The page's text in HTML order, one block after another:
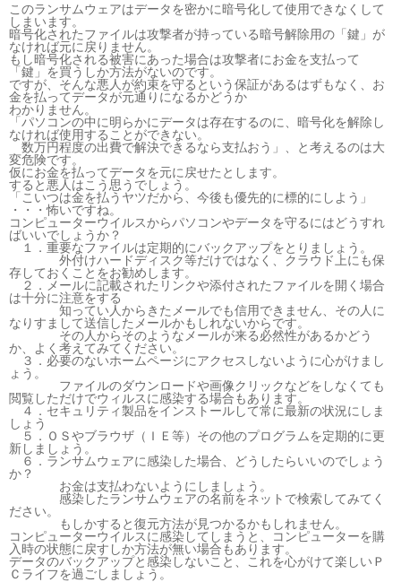
介護専門チームからのお知らせ
このランサムウェアはデータを密かに暗号化して使用できなくして
しまいます。
暗号化されたファイルは攻撃者が持っている暗号解除用の「鍵」が
なければ元に戻りません。
もし暗号化される被害にあった場合は攻撃者にお金を支払って
「鍵」を買うしか方法がないのです。
ですが、そんな悪人が約束を守るという保証があるはずもなく、お
金を払ってデータが元通りになるかどうか
わかりません。
「パソコンの中に明らかにデータは存在するのに、暗号化を解除し
なければ使用することができない。
数万円程度の出費で解決できるなら支払おう」、と考えるのは大
変危険です。
仮にお金を払ってデータを元に戻せたとします。
すると悪人はこう思うでしょう。
「こいつは金を払うヤツだから、今後も優先的に標的にしよう」
・・・怖いですね。
コンピューターウイルスからパソコンやデータを守るにはどうすれ
ばいいでしょうか？
１．重要なファイルは定期的にバックアップをとりましょう。
外付けハードディスク等だけではなく、クラウド上にも保
存しておくことをお勧めします。
２．メールに記載されたリンクや添付されたファイルを開く場合
は十分に注意をする
知ってい人からきたメールでも信用できません、その人に
なりすまして送信したメールかもしれないからです。
その人からそのようなメールが来る必然性があるかどう
か、よく考えてみてください。
３．必要のないホームページにアクセスしないように心がけまし
ょう。
ファイルのダウンロードや画像クリックなどをしなくても
閲覧しただけでウィルスに感染する場合もあります。
４．セキュリティ製品をインストールして常に最新の状況にしま
しょう
５．ＯＳやブラウザ（ＩＥ等）その他のプログラムを定期的に更
新しましょう。
６．ランサムウェアに感染した場合、どうしたらいいのでしょう
か？
お金は支払わないようにしましょう。
感染したランサムウェアの名前をネットで検索してみてく
ださい。
もしかすると復元方法が見つかるかもしれません。
コンピューターウイルスに感染してしまうと、コンピューターを購
入時の状態に戻すしか方法が無い場合もあります。
データのバックアップと感染しないこと、これを心がけて楽しいＰ
Ｃライフを過ごしましょう。